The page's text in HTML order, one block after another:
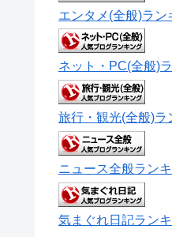
エンタメ(全般)ラン
ネット・PC(全般)
旅行・観光(全般)ラ
ニュース全般ラン
気まぐれ日記ラン